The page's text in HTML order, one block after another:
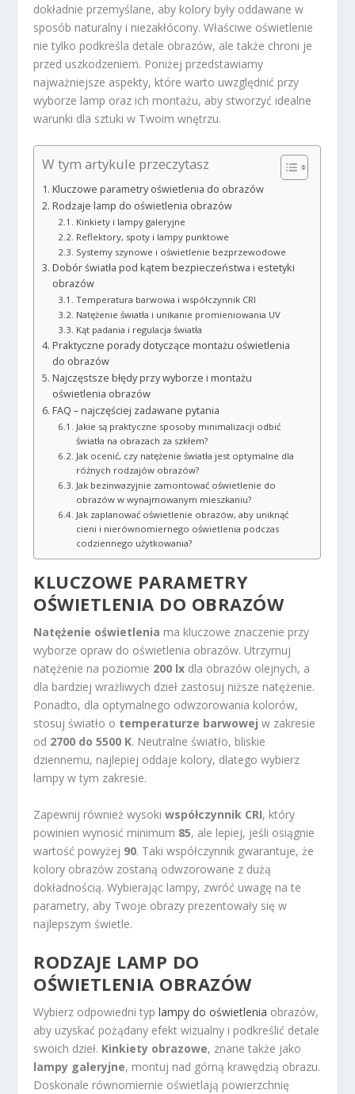
dokładnie przemyślane, aby kolory były oddawane w
sposób naturalny i niezakłócony. Właściwe oświetlenie
nie tylko podkreśla detale obrazów, ale także chroni je
przed uszkodzeniem. Poniżej przedstawiamy
najważniejsze aspekty, które warto uwzględnić przy
wyborze lamp oraz ich montażu, aby stworzyć idealne
warunki dla sztuki w Twoim wnętrzu.
W tym artykule przeczytasz
Kluczowe parametry oświetlenia do obrazów
Rodzaje lamp do oświetlenia obrazów
Kinkiety i lampy galeryjne
Reflektory, spoty i lampy punktowe
Systemy szynowe i oświetlenie bezprzewodowe
Dobór światła pod kątem bezpieczeństwa i estetyki
obrazów
Temperatura barwowa i współczynnik CRI
Natężenie światła i unikanie promieniowania UV
Kąt padania i regulacja światła
Praktyczne porady dotyczące montażu oświetlenia
do obrazów
Najczęstsze błędy przy wyborze i montażu
oświetlenia obrazów
FAQ – najczęściej zadawane pytania
Jakie są praktyczne sposoby minimalizacji odbić
światła na obrazach za szkłem?
Jak ocenić, czy natężenie światła jest optymalne dla
różnych rodzajów obrazów?
Jak bezinwazyjnie zamontować oświetlenie do
obrazów w wynajmowanym mieszkaniu?
Jak zaplanować oświetlenie obrazów, aby uniknąć
cieni i nierównomiernego oświetlenia podczas
codziennego użytkowania?
KLUCZOWE PARAMETRY
OŚWIETLENIA DO OBRAZÓW
Natężenie oświetlenia ma kluczowe znaczenie przy
wyborze opraw do oświetlenia obrazów. Utrzymuj
natężenie na poziomie 200 lx dla obrazów olejnych, a
dla bardziej wrażliwych dzieł zastosuj niższe natężenie.
Ponadto, dla optymalnego odwzorowania kolorów,
stosuj światło o temperaturze barwowej w zakresie
od 2700 do 5500 K. Neutralne światło, bliskie
dziennemu, najlepiej oddaje kolory, dlatego wybierz
lampy w tym zakresie.
Zapewnij również wysokiwspółczynnik CRI, który
powinien wynosić minimum 85, ale lepiej, jeśli osiągnie
wartość powyżej 90. Taki współczynnik gwarantuje, że
kolory obrazów zostaną odwzorowane z dużą
dokładnością. Wybierając lampy, zwróć uwagę na te
parametry, aby Twoje obrazy prezentowały się w
najlepszym świetle.
RODZAJE LAMP DO
OŚWIETLENIA OBRAZÓW
Wybierz odpowiedni typlampy do oświetlenia obrazów,
aby uzyskać pożądany efekt wizualny i podkreślić detale
swoich dzieł. Kinkiety obrazowe, znane także jako
lampy galeryjne, montuj nad górną krawędzią obrazu.
Doskonale równomiernie oświetlają powierzchnię